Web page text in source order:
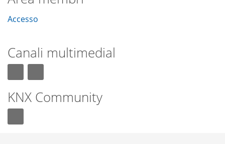
Accesso
Canali multimedial
KNX Community